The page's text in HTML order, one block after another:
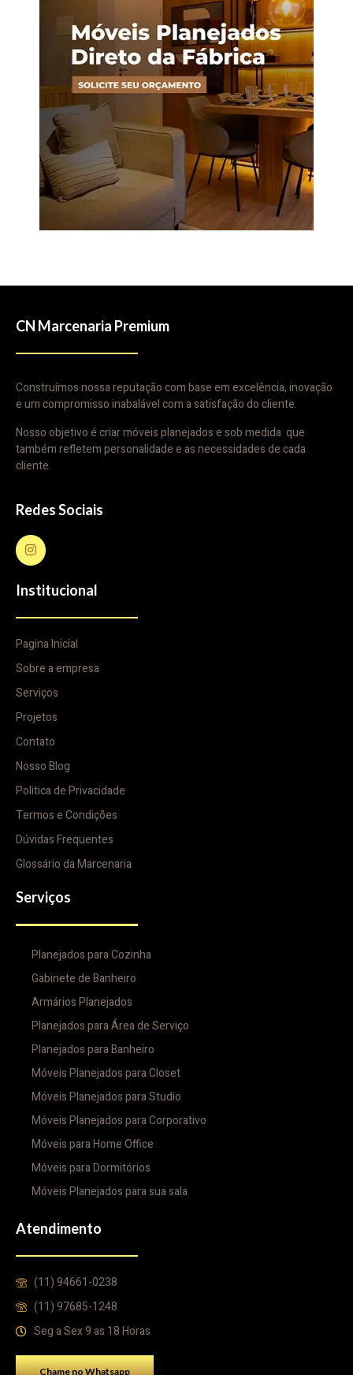
CN Marcenaria Premium
Construímos nossa reputação com base em excelência, inovação
e um compromisso inabalável com a satisfação do cliente.
Nosso objetivo é criar móveis planejados e sob medida que
também refletem personalidade e as necessidades de cada
cliente.
Redes Sociais
Institucional
Pagina Inicial
Sobre a empresa
Serviços
Projetos
Contato
Nosso Blog
Politica de Privacidade
Termos e Condições
Dúvidas Frequentes
Glossário da Marcenaria
Serviços
Planejados para Cozinha
Gabinete de Banheiro
Armários Planejados
Planejados para Área de Serviço
Planejados para Banheiro
Móveis Planejados para Closet
Móveis Planejados para Studio
Móveis Planejados para Corporativo
Móveis para Home Office
Móveis para Dormitórios
Móveis Planejados para sua sala
Atendimento
(11) 94661-0238
(11) 97685-1248
Seg a Sex 9 as 18 Horas
Chame no Whatsapp